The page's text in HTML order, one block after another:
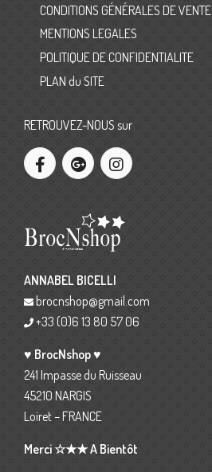
CONDITIONS GÉNÉRALES DE VENTE
MENTIONS LEGALES
POLITIQUE DE CONFIDENTIALITE
PLAN du SITE
RETROUVEZ-NOUS sur
ANNABEL BICELLI
brocnshop@gmail.com
+33 (0)6 13 80 57 06
♥ BrocNshop ♥
241 Impasse du Ruisseau
45210 NARGIS
Loiret – FRANCE
Merci ☆★★ A Bientôt